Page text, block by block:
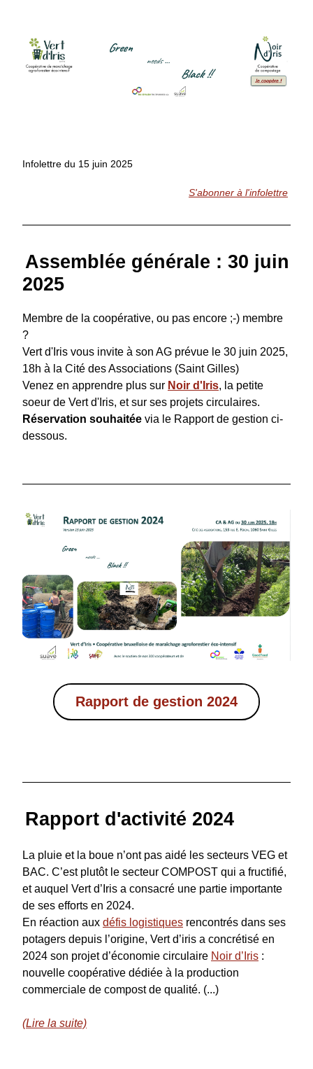
Infolettre du 15 juin 2025
S'abonner à l'infolettre
Assemblée générale : 30 juin
2025
Membre de la coopérative, ou pas encore ;-) membre
?
Vert d'Iris vous invite à son AG prévue le 30 juin 2025,
18h à la Cité des Associations (Saint Gilles)
Venez en apprendre plus sur Noir d'Iris, la petite
soeur de Vert d'Iris, et sur ses projets circulaires.
Réservation souhaitée via le Rapport de gestion ci-
dessous.
Rapport de gestion 2024
Rapport d'activité 2024
La pluie et la boue n’ont pas aidé les secteurs VEG et
BAC. C’est plutôt le secteur COMPOST qui a fructifié,
et auquel Vert d’Iris a consacré une partie importante
de ses efforts en 2024.
En réaction aux défis logistiques rencontrés dans ses
potagers depuis l’origine, Vert d’iris a concrétisé en
2024 son projet d’économie circulaire Noir d’Iris :
nouvelle coopérative dédiée à la production
commerciale de compost de qualité. (...)
(Lire la suite)